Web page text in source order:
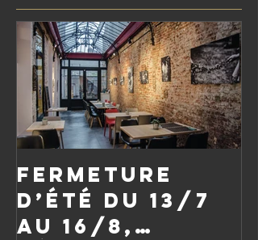
Fermeture
d’été du 13/7
au 16/8,